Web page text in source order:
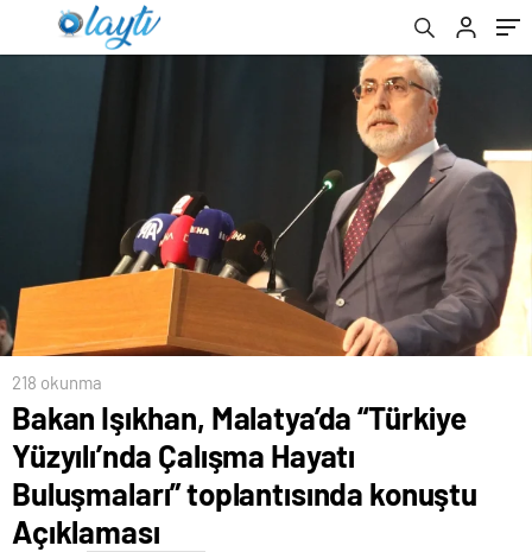
toplantısında konuştu Açıklaması
218 okunma
Bakan Işıkhan, Malatya’da “Türkiye
Yüzyılı’nda Çalışma Hayatı
Buluşmaları” toplantısında konuştu
Açıklaması